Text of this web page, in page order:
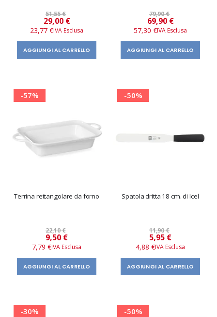
51,55 €
Prezzo
speciale
29,00 €
23,77 €
AGGIUNGI AL CARRELLO
79,90 €
Prezzo
speciale
69,90 €
57,30 €
AGGIUNGI AL CARRELLO
-57%
Terrina rettangolare da forno
22,10 €
Prezzo
speciale
9,50 €
7,79 €
AGGIUNGI AL CARRELLO
-50%
Spatola dritta 18 cm. di Icel
11,90 €
Prezzo
speciale
5,95 €
4,88 €
AGGIUNGI AL CARRELLO
-30% -50%